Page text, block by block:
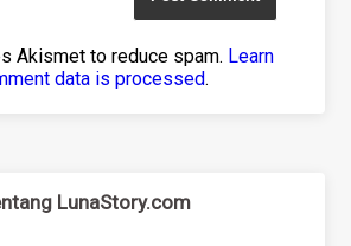
Akismet to reduce spam. Learn
data is processed.
LunaStory.com